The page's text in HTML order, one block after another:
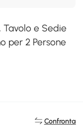
Tavolo e Sedie
per 2 Persone
Confronta